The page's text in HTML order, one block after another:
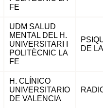
FE
UDM SALUD
MENTAL DEL H.
UNIVERSITARI I
POLITÈCNIC LA
FE
DE
H. CLÍNICO
UNIVERSITARIO
DE VALENCIA